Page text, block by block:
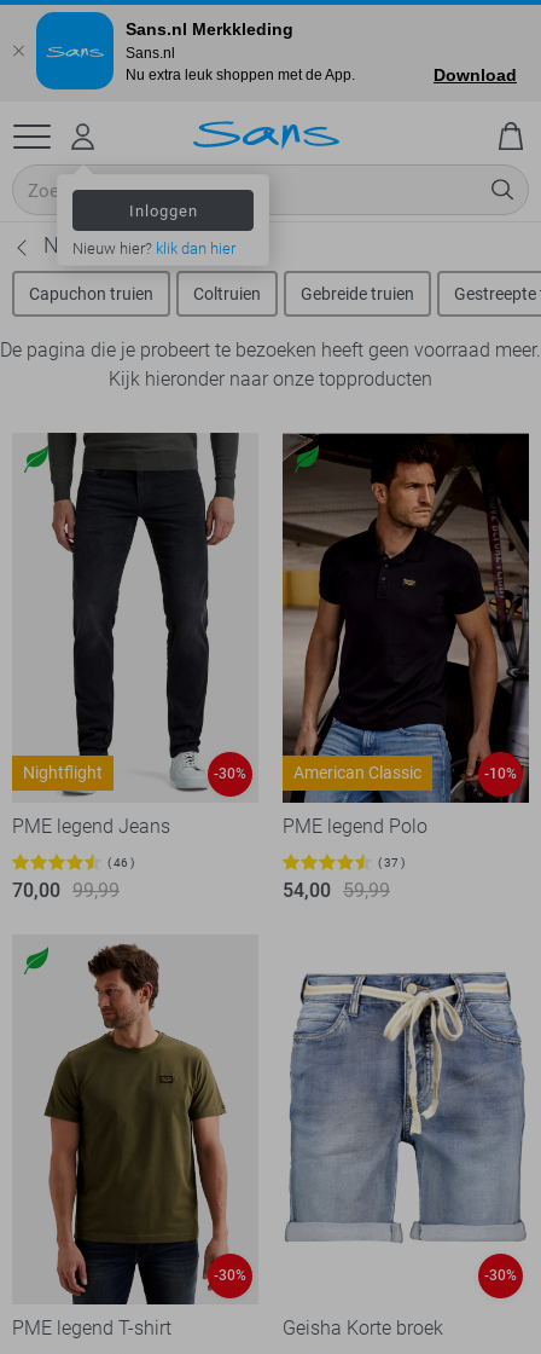
Inloggen
Nieuw hier? klik dan hier
Neon truien
Capuchon truien Coltruien Gebreide truien
De pagina die je probeert te bezoeken heeft geen voorraad meer.
Kijk hieronder naar onze topproducten
Nightflight -30%
PME legend Jeans
46
70,00 99,99
American Classic -10%
PME legend Polo
37
54,00 59,99
-30%
PME legend T-shirt
-30%
Geisha Korte broek
Sans.nl Merkkleding
Sans.nl
Nu extra leuk shoppen met de App.
Download